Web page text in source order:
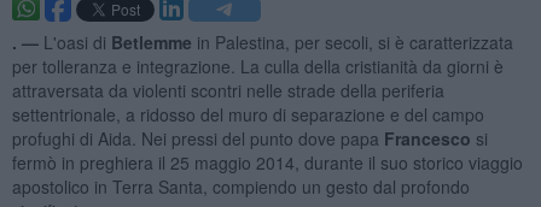
. — L'oasi di Betlemme in Palestina, per secoli, si è caratterizzata
per tolleranza e integrazione. La culla della cristianità da giorni è
attraversata da violenti scontri nelle strade della periferia
settentrionale, a ridosso del muro di separazione e del campo
profughi di Aida. Nei pressi del punto dove papa Francesco si
fermò in preghiera il 25 maggio 2014, durante il suo storico viaggio
apostolico in Terra Santa, compiendo un gesto dal profondo